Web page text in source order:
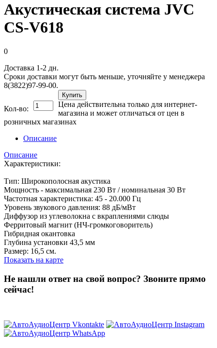
Акустическая система JVC
CS-V618
0
Доставка 1-2 дн.
Сроки доставки могут быть меньше, уточняйте у менеджера
8(3822)97-99-00.
Кол-во:
Купить
Цена действительна только для интернет-
магазина и может отличаться от цен в
розничных магазинах
Описание
Описание
Характеристики:
Тип: Широкополосная акустика
Мощность - максимальная 230 Вт / номинальная 30 Вт
Частотная характеристика: 45 - 20.000 Гц
Уровень звукового давления: 88 дБ/мВт
Диффузор из углеволокна с вкраплениями слюды
Ферритовый магнит (НЧ-громкоговоритель)
Гибридная окантовка
Глубина установки 43,5 мм
Размер: 16,5 см.
Показать на карте
Не нашли ответ на свой вопрос? Звоните прямо
сейчас!